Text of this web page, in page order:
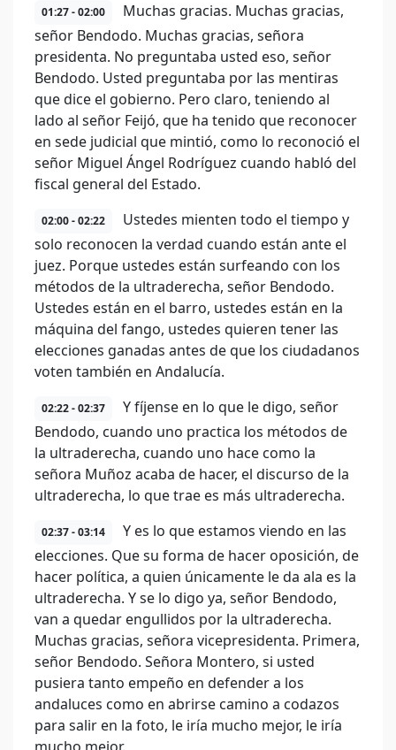
01:27 - 02:00
Muchas gracias. Muchas gracias,
señor Bendodo. Muchas gracias, señora
presidenta. No preguntaba usted eso, señor
Bendodo. Usted preguntaba por las mentiras
que dice el gobierno. Pero claro, teniendo al
lado al señor Feijó, que ha tenido que reconocer
en sede judicial que mintió, como lo reconoció el
señor Miguel Ángel Rodríguez cuando habló del
fiscal general del Estado.
02:00 - 02:22
Ustedes mienten todo el tiempo y
solo reconocen la verdad cuando están ante el
juez. Porque ustedes están surfeando con los
métodos de la ultraderecha, señor Bendodo.
Ustedes están en el barro, ustedes están en la
máquina del fango, ustedes quieren tener las
elecciones ganadas antes de que los ciudadanos
voten también en Andalucía.
02:22 - 02:37
Y fíjense en lo que le digo, señor
Bendodo, cuando uno practica los métodos de
la ultraderecha, cuando uno hace como la
señora Muñoz acaba de hacer, el discurso de la
ultraderecha, lo que trae es más ultraderecha.
02:37 - 03:14
Y es lo que estamos viendo en las
elecciones. Que su forma de hacer oposición, de
hacer política, a quien únicamente le da ala es la
ultraderecha. Y se lo digo ya, señor Bendodo,
van a quedar engullidos por la ultraderecha.
Muchas gracias, señora vicepresidenta. Primera,
señor Bendodo. Señora Montero, si usted
pusiera tanto empeño en defender a los
andaluces como en abrirse camino a codazos
para salir en la foto, le iría mucho mejor, le iría